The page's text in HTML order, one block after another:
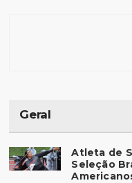
Geral
Atleta de
Seleção